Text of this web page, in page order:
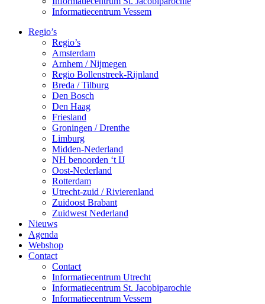
Informatiecentrum Vessem
Regio’s
Regio’s
Amsterdam
Arnhem / Nijmegen
Regio Bollenstreek-Rijnland
Breda / Tilburg
Den Bosch
Den Haag
Friesland
Groningen / Drenthe
Limburg
Midden-Nederland
NH benoorden ‘t IJ
Oost-Nederland
Rotterdam
Utrecht-zuid / Rivierenland
Zuidoost Brabant
Zuidwest Nederland
Nieuws
Agenda
Webshop
Contact
Contact
Informatiecentrum Utrecht
Informatiecentrum St. Jacobiparochie
Informatiecentrum Vessem